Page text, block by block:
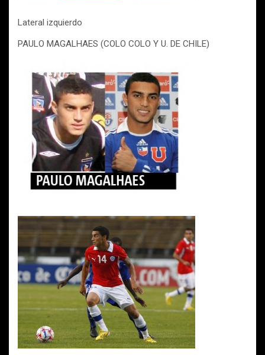
Lateral izquierdo
PAULO MAGALHAES (COLO COLO Y U. DE CHILE)